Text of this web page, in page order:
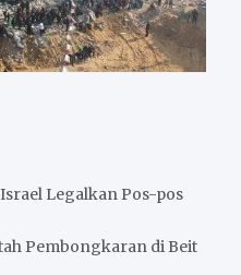
Legalkan Pos-pos
Pembongkaran di Beit